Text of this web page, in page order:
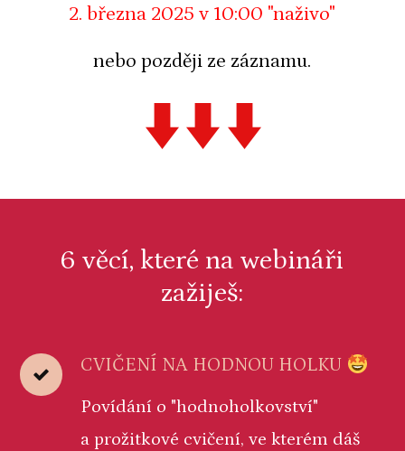
2. března 2025 v 10:00 "naživo"
nebo později ze záznamu.
6 věcí, které na webináři
zažiješ:
CVIČENÍ NA HODNOU HOLKU
Povídání o "hodnoholkovství"
a prožitkové cvičení, ve kterém dáš